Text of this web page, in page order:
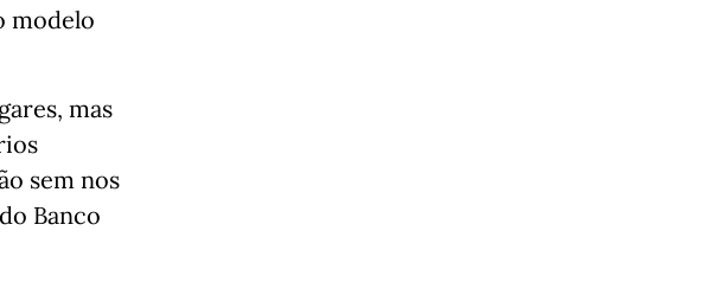
modelo
mas
sem nos
Banco